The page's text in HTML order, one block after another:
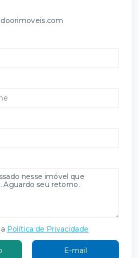
Política de Privacidade
E-mail